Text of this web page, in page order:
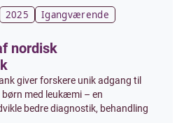
2025
Igangværende
nordisk
giver forskere unik adgang til
med leukæmi – en
bedre diagnostik, behandling